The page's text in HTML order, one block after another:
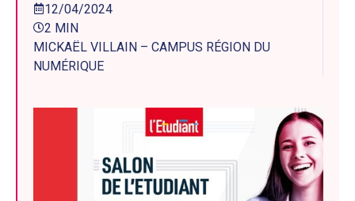
12/04/2024
2 MIN
MICKAËL VILLAIN – CAMPUS RÉGION DU
NUMÉRIQUE